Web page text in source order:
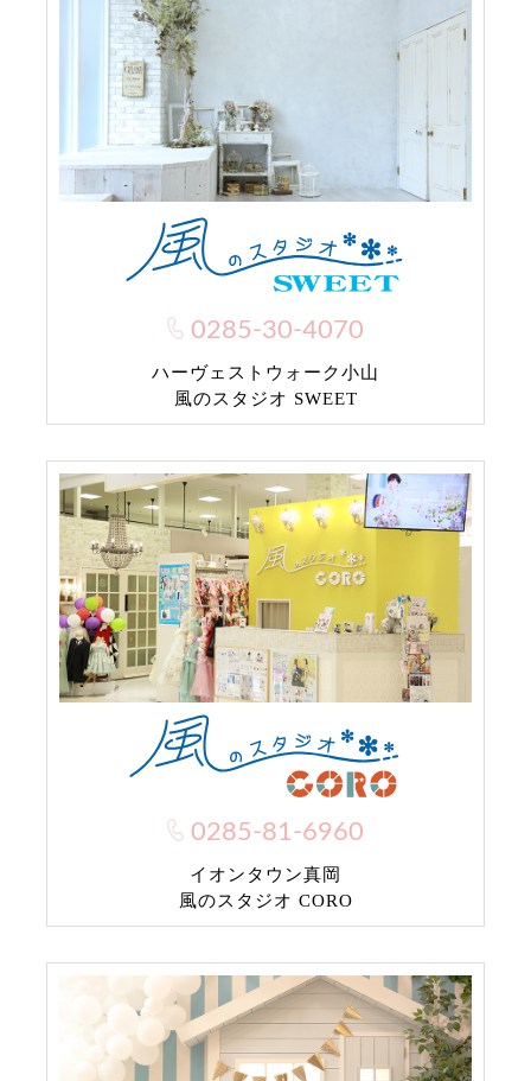
0285-30-4070
ハーヴェストウォーク小山
風のスタジオ SWEET
0285-81-6960
イオンタウン真岡
風のスタジオ CORO